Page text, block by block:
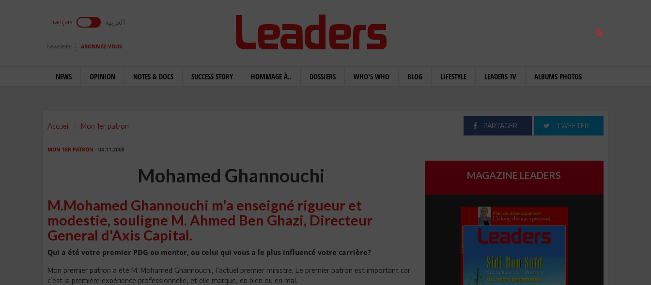
Français العربية
Newsletter ABONNEZ-VOUS
NEWS OPINION NOTES & DOCS SUCCESS STORY HOMMAGE À.. DOSSIERS WHO'S WHO BLOG LIFESTYLE LEADERS TV ALBUMS PHOTOS
Accueil Mon 1er patron PARTAGER TWEETER
MON 1ER PATRON - 04.11.2008
Mohamed Ghannouchi
M.Mohamed Ghannouchi m'a enseigné rigueur et
modestie, souligne M. Ahmed Ben Ghazi, Directeur
General d'Axis Capital.
Qui a été votre premier PDG ou mentor, ou celui qui vous a le plus influencé votre carrière?
Mon premier patron a été M. Mohamed Ghannouchi, l’actuel premier ministre. Le premier patron est important car
c’est la première expérience professionnelle, et elle marque, en bien ou en mal.
MAGAZINE LEADERS